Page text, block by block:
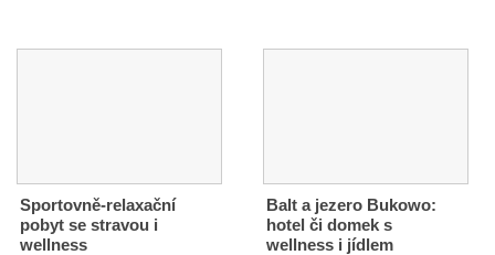
Sportovně-relaxační
pobyt se stravou i
wellness
Balt a jezero Bukowo:
hotel či domek s
wellness i jídlem